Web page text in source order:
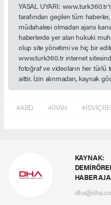
YASAL UYARI:
tarafından geçilen tüm
müdahalesi olmadan ajans
haberlerde yer alan hukuki
olup site yönetimi ve hiç bir
www.turk360.tr internet
fotoğraf ve videoların her türlü
aittir. İzin alınmadan, kaynak
#ABD #İRAN #İSVİÇRE
KAYNAK:
HABER